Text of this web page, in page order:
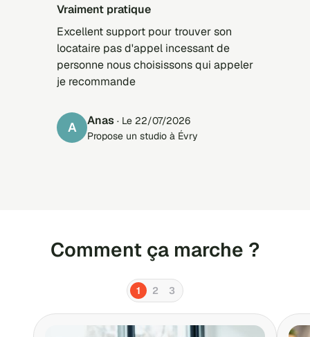
vraiment pratique
Excellent support pour trouver son
locataire pas d'appel incessant de
personne nous choisissons qui appeler
je recommande
A anas · Le 22/07/2026
Propose un studio à Évry
Comment ça marche ?
1 2 3